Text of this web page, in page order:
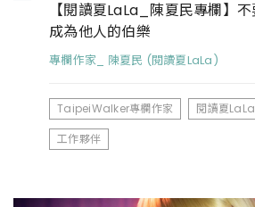
【閱讀夏LaLa_陳夏民專欄】
成為他人的伯樂
專欄作家_ 陳夏民 (閱讀夏LaLa)
TaipeiWalker專欄作家 閱讀夏LaLa
工作夥伴